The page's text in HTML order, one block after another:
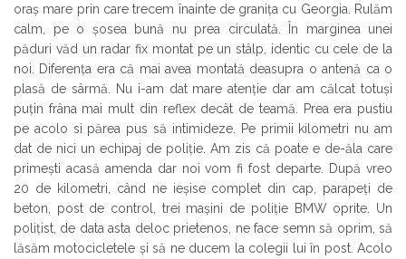
oraș mare prin care trecem înainte de granița cu Georgia. Rulăm
calm, pe o șosea bună nu prea circulată. În marginea unei
păduri văd un radar fix montat pe un stâlp, identic cu cele de la
noi. Diferența era că mai avea montată deasupra o antenă ca o
plasă de sârmă. Nu i-am dat mare atenție dar am călcat totuși
puțin frâna mai mult din reflex decât de teamă. Prea era pustiu
pe acolo si părea pus să intimideze. Pe primii kilometri nu am
dat de nici un echipaj de poliție. Am zis că poate e de-ăla care
primești acasă amenda dar noi vom fi fost departe. După vreo
20 de kilometri, când ne ieșise complet din cap, parapeți de
beton, post de control, trei mașini de poliție BMW oprite. Un
polițist, de data asta deloc prietenos, ne face semn să oprim, să
lăsăm motocicletele și să ne ducem la colegii lui în post. Acolo